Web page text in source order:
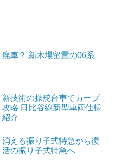
廃車？ 新木場留置の06系
新技術の操舵台車でカーブ
攻略 日比谷線新型車両仕様
紹介
消える振り子式特急から復
活の振り子式特急へ